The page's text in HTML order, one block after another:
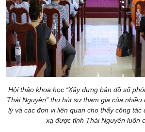
Hội thảo khoa học “Xây dựng bản đồ số
Thái Nguyên” thu hút sự tham gia của
lý và các đơn vị liên quan cho thấy công tác
xạ được tỉnh Thái Nguyên luôn